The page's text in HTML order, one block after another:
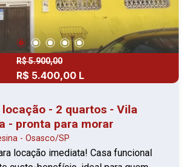
R$ 5.900,00
R$ 5.400,00 L
2 quartos - Vila
Campesina - pronta para morar
- Osasco/SP
locação imediata! Casa funcional